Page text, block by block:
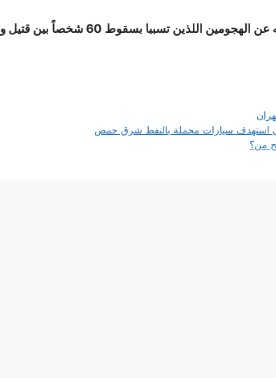
اللذين تسببا بسقوط 60 شخصاً بين قتيل وجريح.
استهدف سيارات محملة بالنفط شرق حمص
من؟